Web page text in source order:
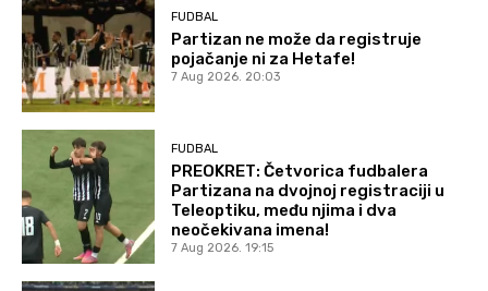
FUDBAL
Partizan ne može da registruje
pojačanje ni za Hetafe!
7 Aug 2026. 20:03
FUDBAL
PREOKRET: Četvorica fudbalera
Partizana na dvojnoj registraciji u
Teleoptiku, među njima i dva
neočekivana imena!
7 Aug 2026. 19:15